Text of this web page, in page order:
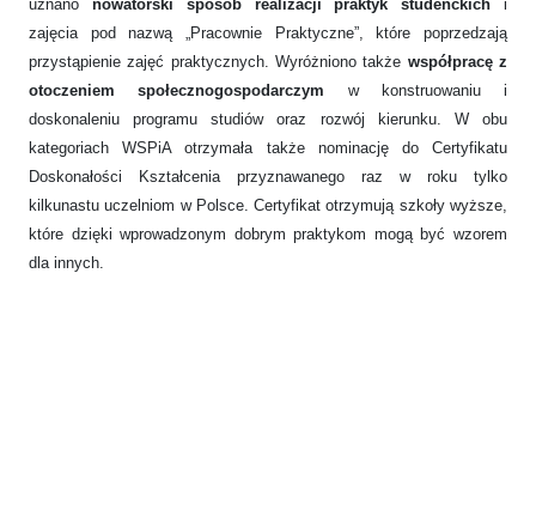
uznano nowatorski sposób realizacji praktyk studenckich i
zajęcia pod nazwą „Pracownie Praktyczne”, które poprzedzają
przystąpienie zajęć praktycznych. Wyróżniono także współpracę z
otoczeniem społecznogospodarczym w konstruowaniu i
doskonaleniu programu studiów oraz rozwój kierunku. W obu
kategoriach WSPiA otrzymała także nominację do Certyfikatu
Doskonałości Kształcenia przyznawanego raz w roku tylko
kilkunastu uczelniom w Polsce. Certyfikat otrzymują szkoły wyższe,
które dzięki wprowadzonym dobrym praktykom mogą być wzorem
dla innych.